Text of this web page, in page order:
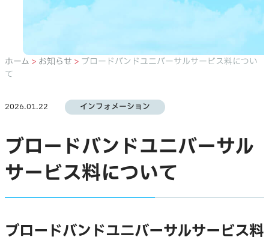
ホーム > お知らせ > ブロードバンドユニバーサルサービス料につい
て
2026.01.22 インフォメーション
ブロードバンドユニバーサル
サービス料について
ブロードバンドユニバーサルサービス料